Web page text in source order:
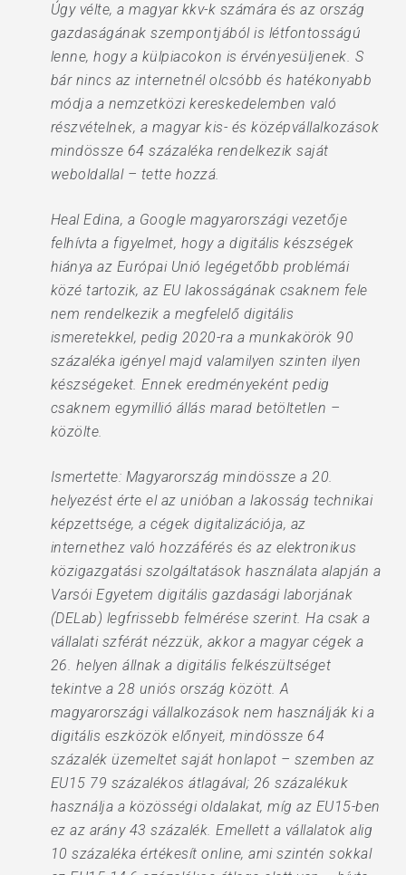
Úgy vélte, a magyar kkv-k számára és az ország
gazdaságának szempontjából is létfontosságú
lenne, hogy a külpiacokon is érvényesüljenek. S
bár nincs az internetnél olcsóbb és hatékonyabb
módja a nemzetközi kereskedelemben való
részvételnek, a magyar kis- és középvállalkozások
mindössze 64 százaléka rendelkezik saját
weboldallal – tette hozzá.
Heal Edina, a Google magyarországi vezetője
felhívta a figyelmet, hogy a digitális készségek
hiánya az Európai Unió legégetőbb problémái
közé tartozik, az EU lakosságának csaknem fele
nem rendelkezik a megfelelő digitális
ismeretekkel, pedig 2020-ra a munkakörök 90
százaléka igényel majd valamilyen szinten ilyen
készségeket. Ennek eredményeként pedig
csaknem egymillió állás marad betöltetlen –
közölte.
Ismertette: Magyarország mindössze a 20.
helyezést érte el az unióban a lakosság technikai
képzettsége, a cégek digitalizációja, az
internethez való hozzáférés és az elektronikus
közigazgatási szolgáltatások használata alapján a
Varsói Egyetem digitális gazdasági laborjának
(DELab) legfrissebb felmérése szerint. Ha csak a
vállalati szférát nézzük, akkor a magyar cégek a
26. helyen állnak a digitális felkészültséget
tekintve a 28 uniós ország között. A
magyarországi vállalkozások nem használják ki a
digitális eszközök előnyeit, mindössze 64
százalék üzemeltet saját honlapot – szemben az
EU15 79 százalékos átlagával; 26 százalékuk
használja a közösségi oldalakat, míg az EU15-ben
ez az arány 43 százalék. Emellett a vállalatok alig
10 százaléka értékesít online, ami szintén sokkal